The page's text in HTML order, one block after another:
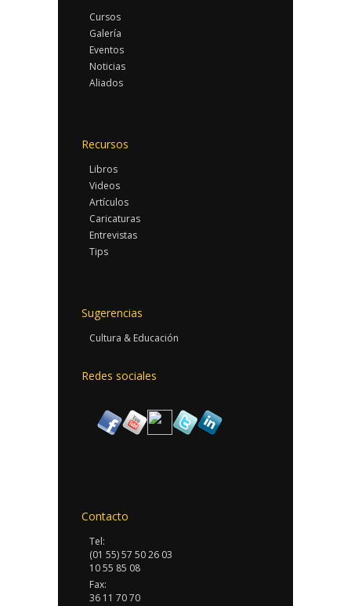
Cursos
Galería
Eventos
Noticias
Aliados
Recursos
Libros
Videos
Artículos
Caricaturas
Entrevistas
Tips
Sugerencias
Cultura & Educación
Redes sociales
Contacto
Tel:
(01 55) 57 50 26 03
10 55 85 08
Fax:
36 11 70 70